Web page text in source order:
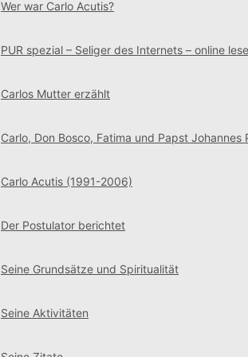
Wer war Carlo Acutis?
PUR spezial – Seliger des Internets – online
Carlos Mutter erzählt
Carlo, Don Bosco, Fatima und Papst Johannes
Carlo Acutis (1991-2006)
Der Postulator berichtet
Seine Grundsätze und Spiritualität
Seine Aktivitäten